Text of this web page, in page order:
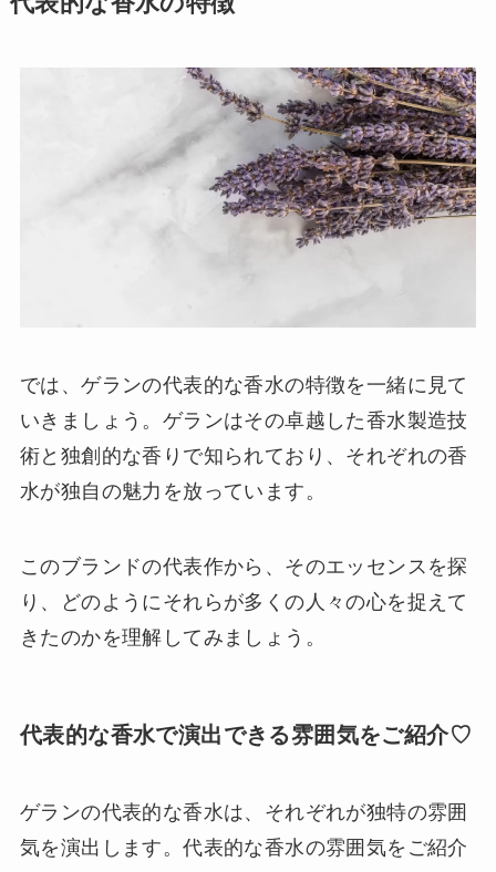
では、ゲランの代表的な香水の特徴を一緒に見て
いきましょう。ゲランはその卓越した香水製造技
術と独創的な香りで知られており、それぞれの香
水が独自の魅力を放っています。
このブランドの代表作から、そのエッセンスを探
り、どのようにそれらが多くの人々の心を捉えて
きたのかを理解してみましょう。
代表的な香水で演出できる雰囲気をご紹介♡
ゲランの代表的な香水は、それぞれが独特の雰囲
気を演出します。代表的な香水の雰囲気をご紹介